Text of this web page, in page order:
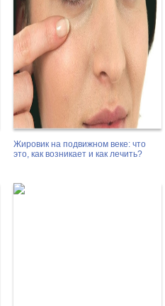
Жировик на подвижном веке: что
это, как возникает и как лечить?